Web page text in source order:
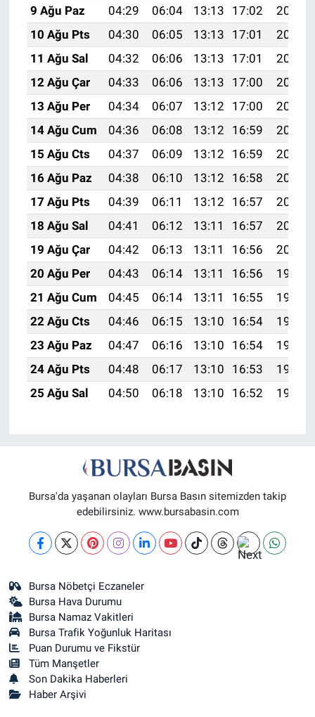
9 Ağu Paz
04:29 06:04 13:13 17:02
20:12
10 Ağu Pts
04:30 06:05 13:13 17:01
20:11
11 Ağu Sal
04:32 06:06 13:13 17:01
20:10
12 Ağu Çar
04:33 06:06 13:13 17:00
20:09
13 Ağu Per
04:34 06:07 13:12 17:00
20:07
14 Ağu Cum
04:36 06:08 13:12 16:59
20:06
15 Ağu Cts
04:37 06:09 13:12 16:59
20:05
16 Ağu Paz
04:38 06:10 13:12 16:58
20:04
17 Ağu Pts
04:39 06:11 13:12 16:57
20:02
18 Ağu Sal
04:41 06:12 13:11 16:57
20:01
19 Ağu Çar
04:42 06:13 13:11 16:56
20:00
20 Ağu Per
04:43 06:14 13:11 16:56
19:58
21 Ağu Cum
04:45 06:14 13:11 16:55
19:57
22 Ağu Cts
04:46 06:15 13:10 16:54
19:56
23 Ağu Paz
04:47 06:16 13:10 16:54
19:54
24 Ağu Pts
04:48 06:17 13:10 16:53
19:53
25 Ağu Sal
04:50 06:18 13:10 16:52 19:51
Bursa'da yaşanan olayları Bursa Basın sitemizden takip
edebilirsiniz. www.bursabasin.com
Bursa Nöbetçi Eczaneler
Bursa Hava Durumu
Bursa Namaz Vakitleri
Bursa Trafik Yoğunluk Haritası
Puan Durumu ve Fikstür
Tüm Manşetler
Son Dakika Haberleri
Haber Arşivi